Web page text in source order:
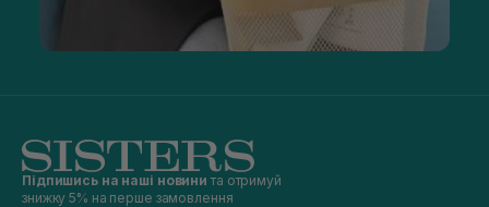
Підпишись на наші новини та отримуй
знижку 5% на перше замовлення